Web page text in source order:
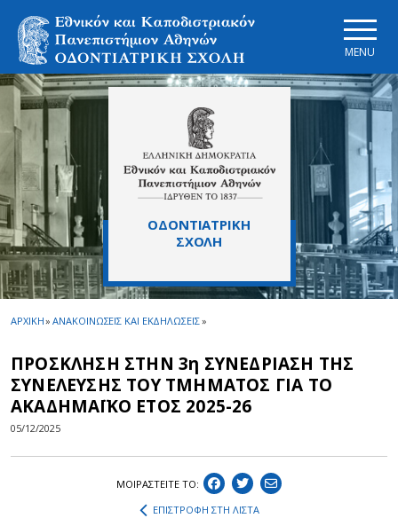
MENU
ΟΔΟΝΤΙΑΤΡΙΚΗ
ΣΧΟΛΗ
ΑΡΧΙΚΗ» ΑΝΑΚΟΙΝΩΣΕΙΣ ΚΑΙ ΕΚΔΗΛΩΣΕΙΣ»
ΠΡΟΣΚΛΗΣΗ ΣΤΗΝ 3η ΣΥΝΕΔΡΙΑΣΗ ΤΗΣ
ΣΥΝΕΛΕΥΣΗΣ ΤΟΥ ΤΜΗΜΑΤΟΣ ΓΙΑ ΤΟ
ΑΚΑΔΗΜΑΪΚΟ ΕΤΟΣ 2025-26
05/12/2025
ΜΟΙΡΑΣΤEIΤΕ ΤΟ:
ΕΠΙΣΤΡΟΦΗ ΣΤΗ ΛΙΣΤΑ